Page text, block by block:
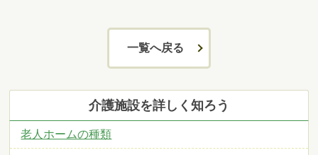
一覧へ戻る
介護施設を詳しく知ろう
老人ホームの種類